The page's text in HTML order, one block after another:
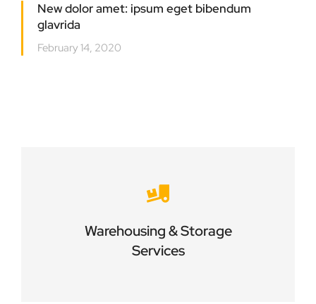
New dolor amet: ipsum eget bibendum
glavrida
February 14, 2020
Warehousing & Storage
Services
Careful storage of your goods
VIEW DETAILS